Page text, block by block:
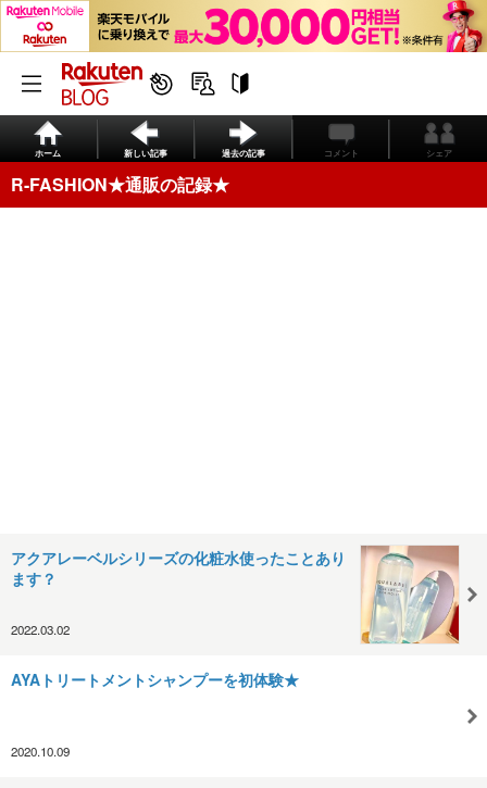
ホーム 新しい記事 過去の記事 コメント シェア
R-FASHION★通販の記録★
アクアレーベルシリーズの化粧水使ったことあり
ます？
2022.03.02
AYAトリートメントシャンプーを初体験★
2020.10.09